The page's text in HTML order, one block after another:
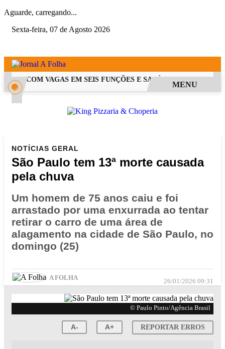
Aguarde, carregando...
Sexta-feira, 07 de Agosto 2026
PSS COM VAGAS EM SEIS FUNÇÕES E SALÁRIOS QUE
MENU
NOTÍCIAS GERAL
São Paulo tem 13ª morte causada
pela chuva
Um homem de 75 anos caiu e foi
arrastado por uma enxurrada ao tentar
retirar o carro de uma área de
alagamento na cidade de São Paulo, no
domingo (25)
A FOLHA 26/01/2026 09:31
© Paulo Pinto/Agência Brasil
A- A+ REPORTAR ERROS